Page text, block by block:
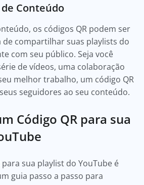
Conteúdo
os códigos QR podem ser
compartilhar suas playlists do
com seu público. Seja você
de vídeos, uma colaboração
melhor trabalho, um código QR
seguidores ao seu conteúdo.
Código QR para sua
sua playlist do YouTube é
guia passo a passo para